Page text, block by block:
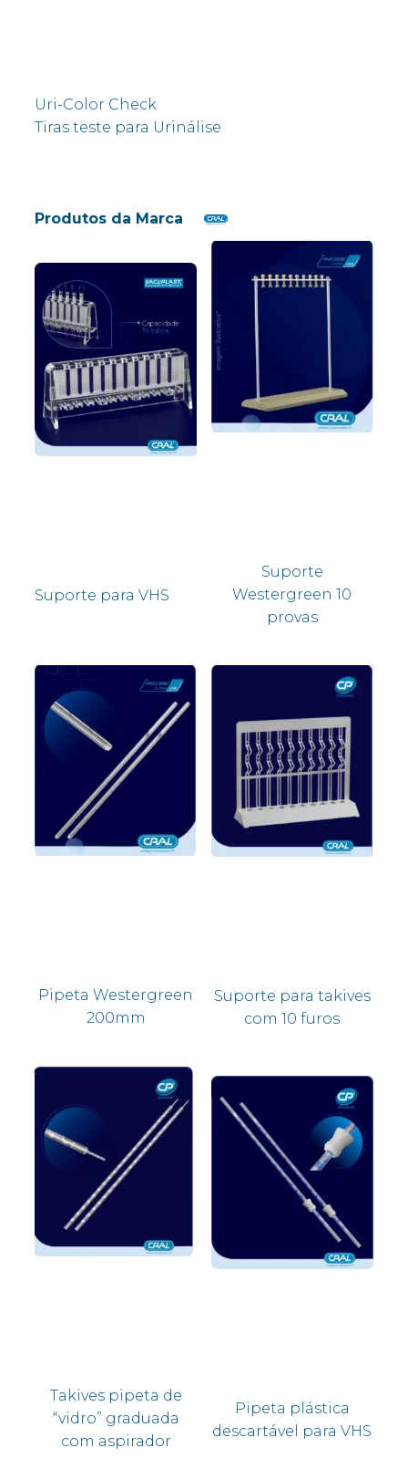
Uri-Color Check
Tiras teste para Urinálise
Produtos da Marca
Suporte para VHS
Suporte
Westergreen 10
provas
Pipeta Westergreen
200mm
Suporte para takives
com 10 furos
Takives pipeta de
“vidro” graduada
com aspirador
Pipeta plástica
descartável para VHS